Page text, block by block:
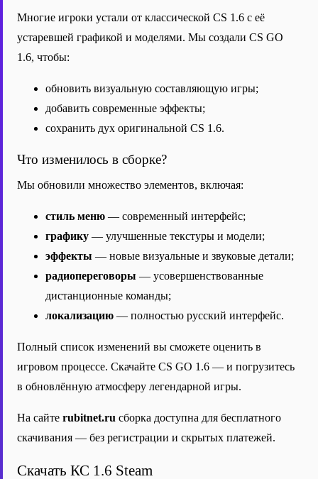
Многие игроки устали от классической CS 1.6 с её
устаревшей графикой и моделями. Мы создали CS GO
1.6, чтобы:
обновить визуальную составляющую игры;
добавить современные эффекты;
сохранить дух оригинальной CS 1.6.
Что изменилось в сборке?
Мы обновили множество элементов, включая:
стиль меню — современный интерфейс;
графику — улучшенные текстуры и модели;
эффекты — новые визуальные и звуковые детали;
радиопереговоры — усовершенствованные
дистанционные команды;
локализацию — полностью русский интерфейс.
Полный список изменений вы сможете оценить в
игровом процессе. Скачайте CS GO 1.6 — и погрузитесь
в обновлённую атмосферу легендарной игры.
На сайте rubitnet.ru сборка доступна для бесплатного
скачивания — без регистрации и скрытых платежей.
Скачать КС 1.6 Steam